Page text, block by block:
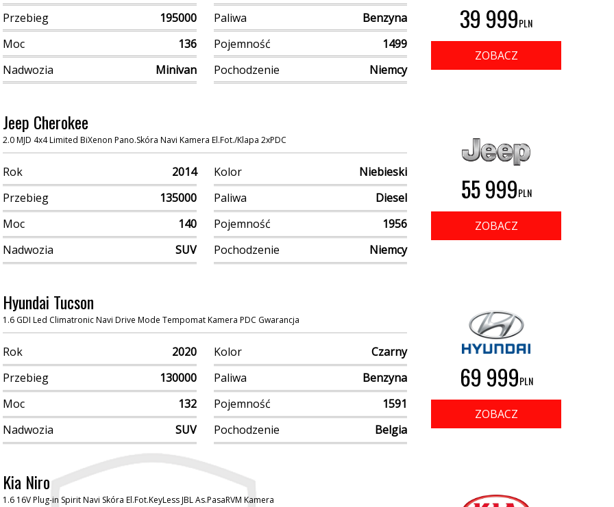
Przebieg
195000 Paliwa
Benzyna
Moc
136 Pojemność
1499
Nadwozia
Minivan Pochodzenie Niemcy
39 999PLN
ZOBACZ
Jeep Cherokee
2.0 MJD 4x4 Limited BiXenon Pano.Skóra Navi Kamera El.Fot./Klapa 2xPDC
Rok 2014 Kolor
Niebieski
Przebieg
135000 Paliwa
Diesel
Moc
140 Pojemność
1956
Nadwozia
SUV Pochodzenie Niemcy
55 999PLN
ZOBACZ
Hyundai Tucson
1.6 GDI Led Climatronic Navi Drive Mode Tempomat Kamera PDC Gwarancja
Rok 2020 Kolor
Czarny
Przebieg
130000 Paliwa
Benzyna
Moc
132 Pojemność
1591
Nadwozia
SUV Pochodzenie Belgia
69 999PLN
ZOBACZ
Kia Niro
1.6 16V Plug-in Spirit Navi Skóra El.Fot.KeyLess JBL As.PasaRVM Kamera